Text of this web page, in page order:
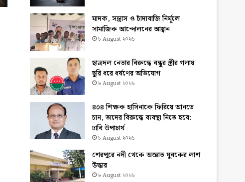
মাদক, সন্ত্রাস ও চাঁদাবাজি নির্মূলে
সামাজিক আন্দোলনের আহ্বান
৮ August ২০২৬
ছাত্রদল নেতার বিরুদ্ধে বন্ধুর স্ত্রীর গলায়
ছুরি ধরে ধর্ষণের অভিযোগ
৮ August ২০২৬
৪০৪ শিক্ষক হাসিনাকে ফিরিয়ে আনতে
চান, তাদের বিরুদ্ধে ব্যবস্থা নিতে হবে:
ঢাবি উপাচার্য
৮ August ২০২৬
শেরপুরে নদী থেকে অজ্ঞাত যুবকের লাশ
উদ্ধার
৮ August ২০২৬